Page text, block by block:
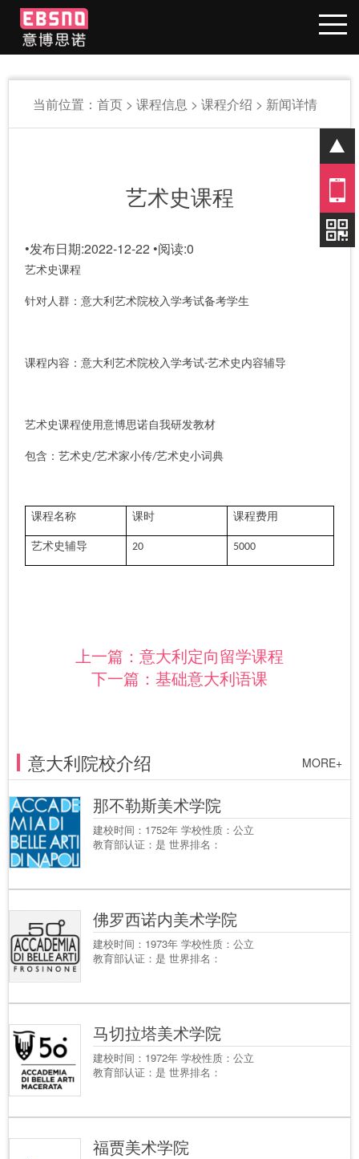
当前位置： 首页 > 课程信息 > 课程介绍 > 新闻详情
艺术史课程
•发布日期:2022-12-22 •阅读:0
艺术史课程
针对人群 ： 意大利艺术院校入学考试备考学生
课程内容 ： 意大利艺术院校入学考试-艺术史内容辅导
艺术史课程使用意博思诺自我研发教材
包含 ： 艺术史/艺术家小传/艺术史小词典
课程名称 课时 课程费用
艺术史辅导 20 5000
上一篇： 意大利定向留学课程
下一篇： 基础意大利语课
意大利院校介绍 MORE+
那不勒斯美术学院
建校时间：1752年 学校性质：公立
教育部认证：是 世界排名：
佛罗西诺内美术学院
建校时间：1973年 学校性质：公立
教育部认证：是 世界排名：
马切拉塔美术学院
建校时间：1972年 学校性质：公立
教育部认证：是 世界排名：
福贾美术学院